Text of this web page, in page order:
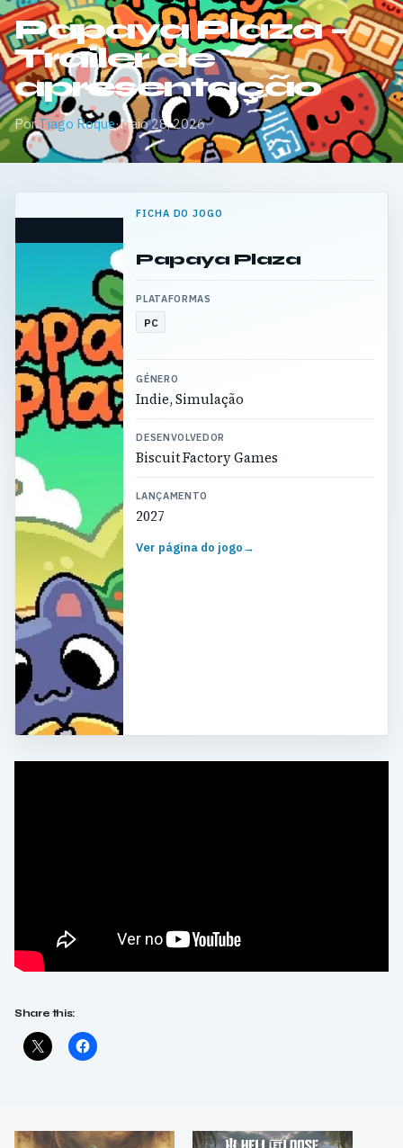
Papaya Plaza –
Trailer de
apresentação
PorTiago Roque·Maio 28, 2026
FICHA DO JOGO
Papaya Plaza
PLATAFORMAS
PC
GÉNERO
Indie, Simulação
DESENVOLVEDOR
Biscuit Factory Games
LANÇAMENTO
2027
Ver página do jogo→
Share this: